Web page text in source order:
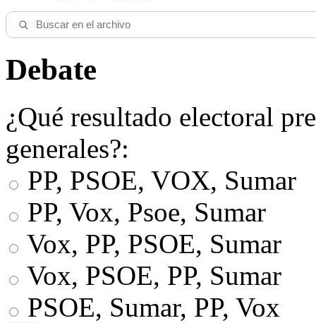
Debate
¿Qué resultado electoral
generales?:
PP, PSOE, VOX, Sumar
PP, Vox, Psoe, Sumar
Vox, PP, PSOE, Sumar
Vox, PSOE, PP, Sumar
PSOE, Sumar, PP, Vox